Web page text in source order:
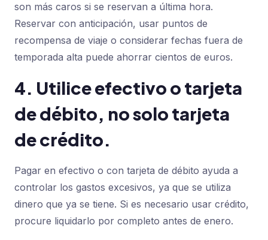
son más caros si se reservan a última hora.
Reservar con anticipación, usar puntos de
recompensa de viaje o considerar fechas fuera de
temporada alta puede ahorrar cientos de euros.
4. Utilice efectivo o tarjeta
de débito, no solo tarjeta
de crédito.
Pagar en efectivo o con tarjeta de débito ayuda a
controlar los gastos excesivos, ya que se utiliza
dinero que ya se tiene. Si es necesario usar crédito,
procure liquidarlo por completo antes de enero.